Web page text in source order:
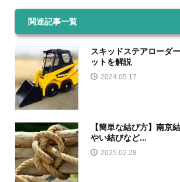
関連記事一覧
スキッドステアローダ
ットを解説
2024.05.17
【簡単な結び方】南京
やい結びなど...
2025.02.28